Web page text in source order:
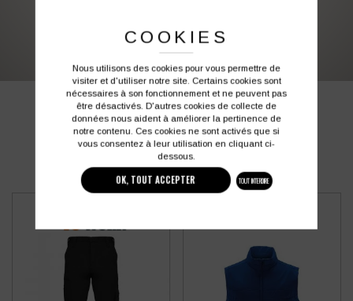
03 27 28 87 86 contact@colbleu.fr
PRODUITS SIMILAIRES
COOKIES
Nous utilisons des cookies pour vous permettre de
visiter et d'utiliser notre site. Certains cookies sont
nécessaires à son fonctionnement et ne peuvent pas
être désactivés. D'autres cookies de collecte de
données nous aident à améliorer la pertinence de
notre contenu. Ces cookies ne sont activés que si
vous consentez à leur utilisation en cliquant ci-
dessous.
OK, TOUT ACCEPTER TOUT INTERDIRE